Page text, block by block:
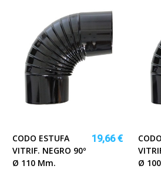
CODO ESTUFA
VITRIF. NEGRO 90º
Ø 110 Mm.
19,66 €
Ø